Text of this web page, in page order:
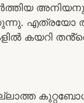
എത്രയോ
കയറി തൻ്റെ
കുറ്റബോധം